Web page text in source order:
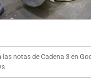
las notas de Cadena 3 en
2026